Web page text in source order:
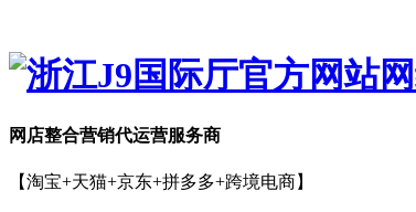
网店整合营销代运营服务商
【淘宝+天猫+京东+拼多多+跨境电商】